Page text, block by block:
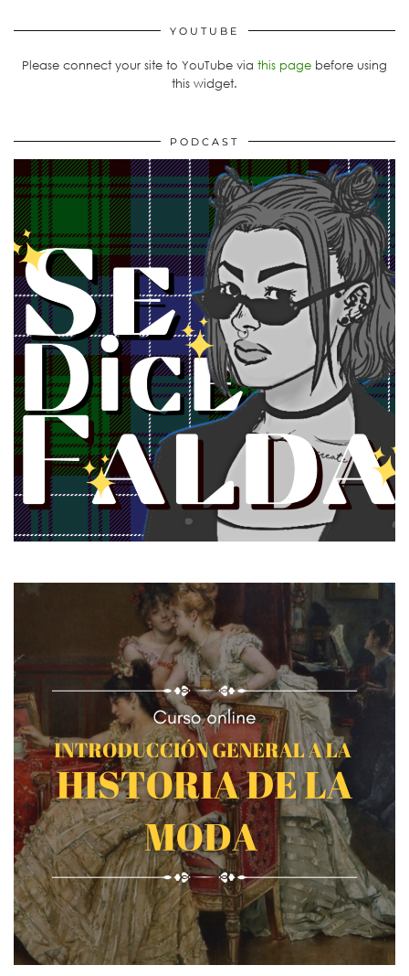
YOUTUBE
Please connect your site to YouTube via this page before using
this widget.
PODCAST